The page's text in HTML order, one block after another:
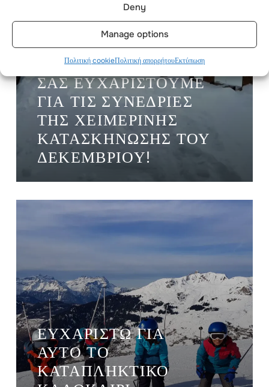
Deny
Manage options
Πολιτική cookieΠολιτική απορρήτουΕκτύπωση
ΣΑΣ ΕΥΧΑΡΙΣΤΟΎΜΕ
ΓΙΑ ΤΙΣ ΣΥΝΕΔΡΊΕΣ
ΤΗΣ ΧΕΙΜΕΡΙΝΉΣ
ΚΑΤΑΣΚΉΝΩΣΗΣ ΤΟΥ
ΔΕΚΕΜΒΡΊΟΥ!
ΕΥΧΑΡΙΣΤΏ ΓΙΑ
ΑΥΤΌ ΤΟ
ΚΑΤΑΠΛΗΚΤΙΚΌ